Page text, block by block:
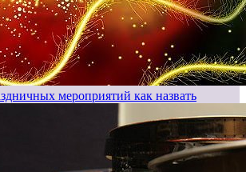
мероприятий как назвать